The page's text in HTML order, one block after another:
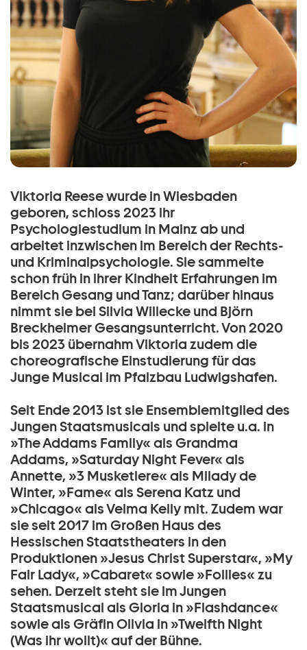
Viktoria Reese wurde in Wiesbaden
geboren, schloss 2023 ihr
Psychologiestudium in Mainz ab und
arbeitet inzwischen im Bereich der Rechts-
und Kriminalpsychologie. Sie sammelte
schon früh in ihrer Kindheit Erfahrungen im
Bereich Gesang und Tanz; darüber hinaus
nimmt sie bei Silvia Willecke und Björn
Breckheimer Gesangsunterricht. Von 2020
bis 2023 übernahm Viktoria zudem die
choreografische Einstudierung für das
Junge Musical im Pfalzbau Ludwigshafen.
Seit Ende 2013 ist sie Ensemblemitglied des
Jungen Staatsmusicals und spielte u.a. in
»The Addams Family« als Grandma
Addams, »Saturday Night Fever« als
Annette, »3 Musketiere« als Milady de
Winter, »Fame« als Serena Katz und
»Chicago« als Velma Kelly mit. Zudem war
sie seit 2017 im Großen Haus des
Hessischen Staatstheaters in den
Produktionen »Jesus Christ Superstar«, »My
Fair Lady«, »Cabaret« sowie »Follies« zu
sehen. Derzeit steht sie im Jungen
Staatsmusical als Gloria in »Flashdance«
sowie als Gräfin Olivia in »Twelfth Night
(Was ihr wollt)« auf der Bühne.